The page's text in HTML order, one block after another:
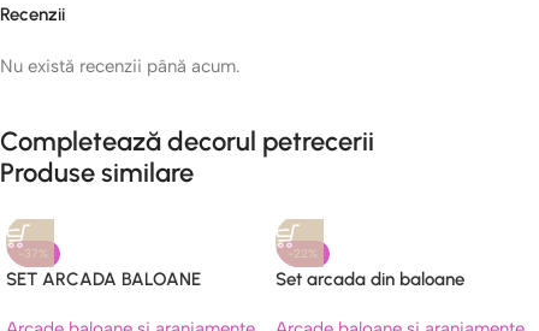
Recenzii
Nu există recenzii până acum.
Completează decorul petrecerii
Produse similare
-37%
SET ARCADA BALOANE
-22%
Set arcada din baloane